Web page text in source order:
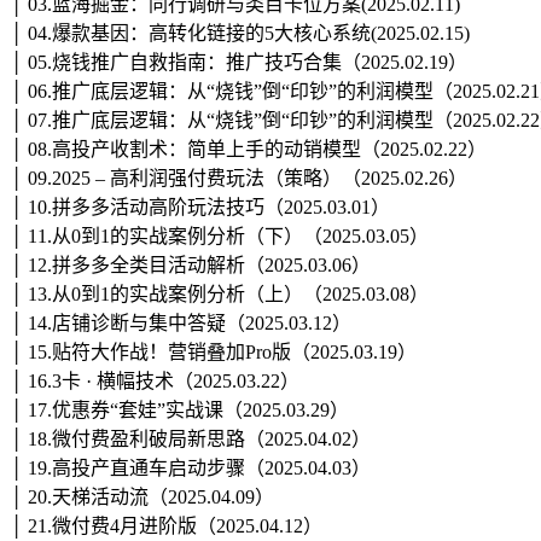
│ 03.蓝海掘金：同行调研与类目卡位方案(2025.02.11)
│ 04.爆款基因：高转化链接的5大核心系统(2025.02.15)
│ 05.烧钱推广自救指南：推广技巧合集（2025.02.19）
│ 06.推广底层逻辑：从“烧钱”倒“印钞”的利润模型（2025.02.21
│ 07.推广底层逻辑：从“烧钱”倒“印钞”的利润模型（2025.02.22
│ 08.高投产收割术：简单上手的动销模型（2025.02.22）
│ 09.2025 – 高利润强付费玩法（策略）（2025.02.26）
│ 10.拼多多活动高阶玩法技巧（2025.03.01）
│ 11.从0到1的实战案例分析（下）（2025.03.05）
│ 12.拼多多全类目活动解析（2025.03.06）
│ 13.从0到1的实战案例分析（上）（2025.03.08）
│ 14.店铺诊断与集中答疑（2025.03.12）
│ 15.贴符大作战！营销叠加Pro版（2025.03.19）
│ 16.3卡 · 横幅技术（2025.03.22）
│ 17.优惠券“套娃”实战课（2025.03.29）
│ 18.微付费盈利破局新思路（2025.04.02）
│ 19.高投产直通车启动步骤（2025.04.03）
│ 20.天梯活动流（2025.04.09）
│ 21.微付费4月进阶版（2025.04.12）